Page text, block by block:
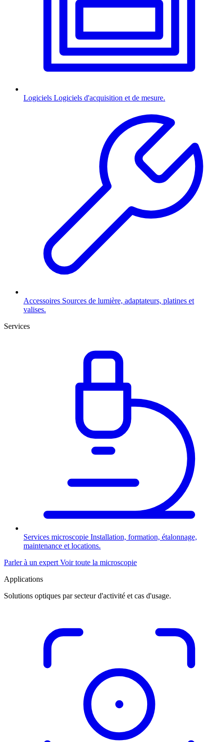
Logiciels Logiciels d'acquisition et de mesure.
Accessoires Sources de lumière, adaptateurs, platines et
valises.
Services
Services microscopie Installation, formation, étalonnage,
maintenance et locations.
Parler à un expert Voir toute la microscopie
Applications
Solutions optiques par secteur d'activité et cas d'usage.